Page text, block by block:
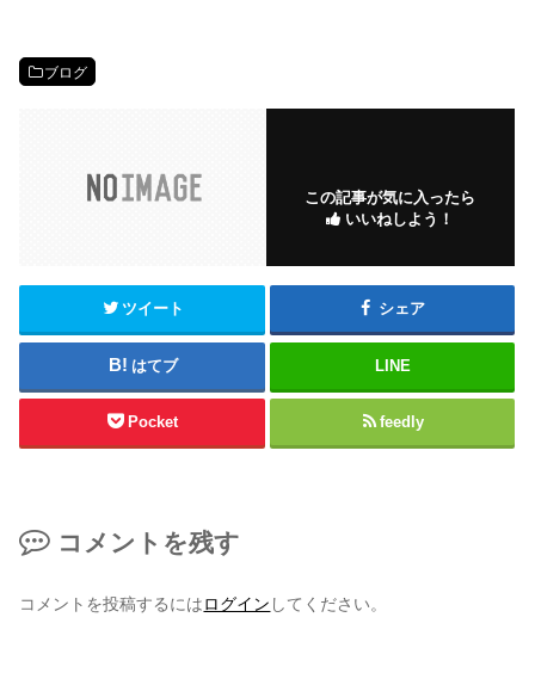
ブログ
この記事が気に入ったら
いいねしよう！
ツイート シェア
はてブ LINE
Pocket feedly
コメントを残す
コメントを投稿するにはログイン してください。